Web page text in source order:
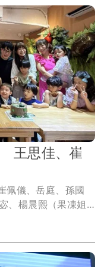
王思佳、崔
佩儀、岳庭、孫國
、楊晨熙（果凍姐